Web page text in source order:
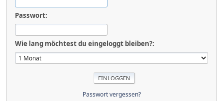
Passwort:
Wie lang möchtest du eingeloggt bleiben?:
Passwort vergessen?